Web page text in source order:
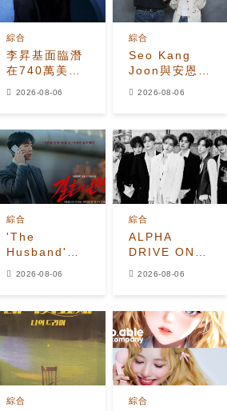
李昇基面臨潛
在740萬美元
款恐受牽連
綜合
2026-08-06
Seo Kang
Joon與安恩真
綜合
2026-08-06
'The
Husband'收
視飆升至
榜首，懸疑劇
進入最後兩集
綜合
2026-08-06
ALPHA
DRIVE ONE
公開
霸氣預告照
綜合
2026-08-06
綜合 綜合